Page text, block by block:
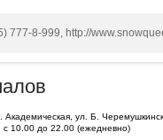
777-8-999, http://
Академическая, ул. Б.
с 10.00 до 22.00 (ежедневно)